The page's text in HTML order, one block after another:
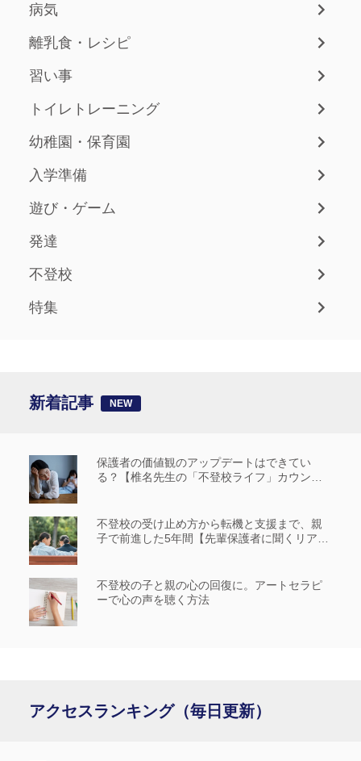
病気
離乳食・レシピ
習い事
トイレトレーニング
幼稚園・保育園
入学準備
遊び・ゲーム
発達
不登校
特集
新着記事
保護者の価値観のアップデートはできてい
る？【椎名先生の「不登校ライフ」カウンセ
不登校の受け止め方から転機と支援まで、親
子で前進した5年間【先輩保護者に聞くリアル
不登校の子と親の心の回復に。アートセラピ
ーで心の声を聴く方法
アクセスランキング（毎日更新）